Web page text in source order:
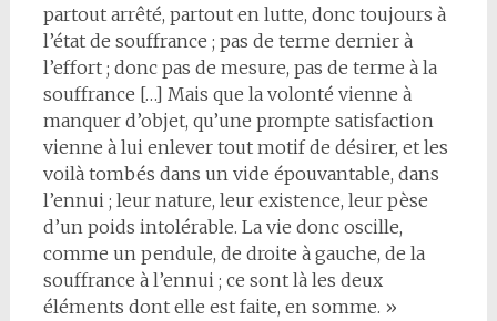
partout arrêté, partout en lutte, donc toujours à
l’état de souffrance ; pas de terme dernier à
l’effort ; donc pas de mesure, pas de terme à la
souffrance […] Mais que la volonté vienne à
manquer d’objet, qu’une prompte satisfaction
vienne à lui enlever tout motif de désirer, et les
voilà tombés dans un vide épouvantable, dans
l’ennui ; leur nature, leur existence, leur pèse
d’un poids intolérable. La vie donc oscille,
comme un pendule, de droite à gauche, de la
souffrance à l’ennui ; ce sont là les deux
éléments dont elle est faite, en somme. »